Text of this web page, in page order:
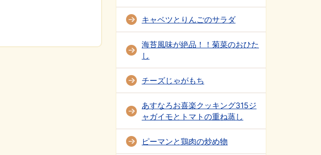
キャベツとりんごのサラダ
海苔風味が絶品！！菊菜のおひた
し
チーズじゃがもち
あすなろお喜楽クッキング315ジ
ャガイモとトマトの重ね蒸し
ピーマンと鶏肉の炒め物